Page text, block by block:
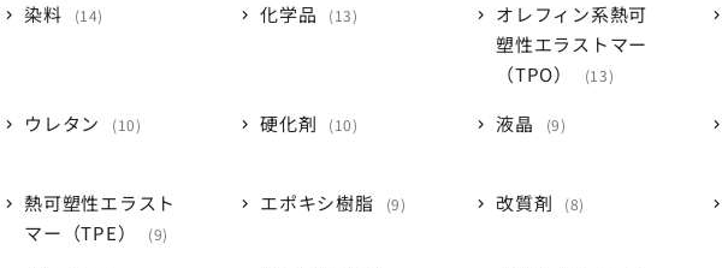
染料 14 化学品 13
オレフィン系熱可
塑性エラストマー
（TPO）
13
ウレタン 10 硬化剤 10 液晶 9
熱可塑性エラスト
マー（TPE）
9
エポキシ樹脂 9 改質剤 8